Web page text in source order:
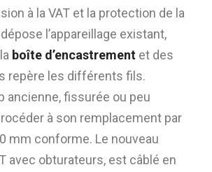
à la VAT et la protection de la
l’appareillage existant,
boîte d’encastrement et des
repère les différents fils.
ancienne, fissurée ou peu
à son remplacement par
mm conforme. Le nouveau
avec obturateurs, est câblé en